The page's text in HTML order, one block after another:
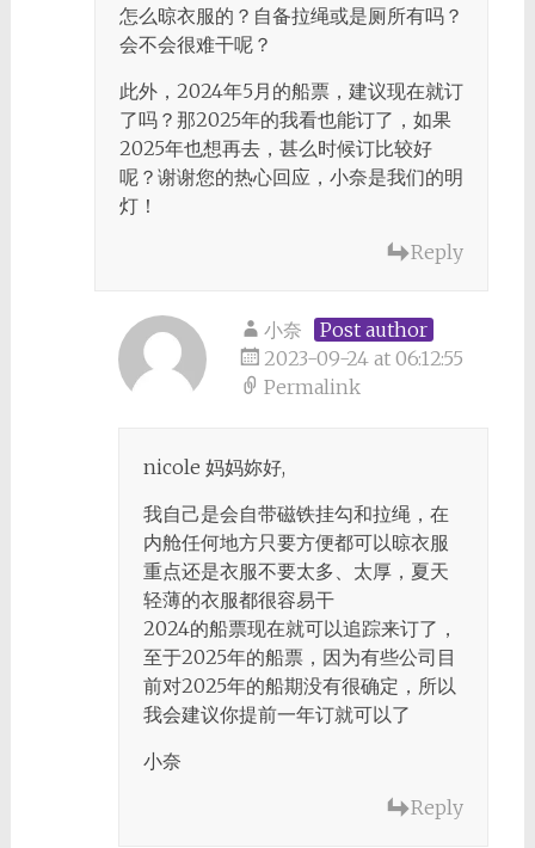
怎么晾衣服的？自备拉绳或是厕所有吗？
会不会很难干呢？
此外，2024年5月的船票，建议现在就订
了吗？那2025年的我看也能订了，如果
2025年也想再去，甚么时候订比较好
呢？谢谢您的热心回应，小奈是我们的明
灯！
Reply
小奈
Post author
2023-09-24 at 06:12:55
Permalink
nicole 妈妈妳好,
我自己是会自带磁铁挂勾和拉绳，在
内舱任何地方只要方便都可以晾衣服
重点还是衣服不要太多、太厚，夏天
轻薄的衣服都很容易干
2024的船票现在就可以追踪来订了，
至于2025年的船票，因为有些公司目
前对2025年的船期没有很确定，所以
我会建议你提前一年订就可以了
小奈
Reply